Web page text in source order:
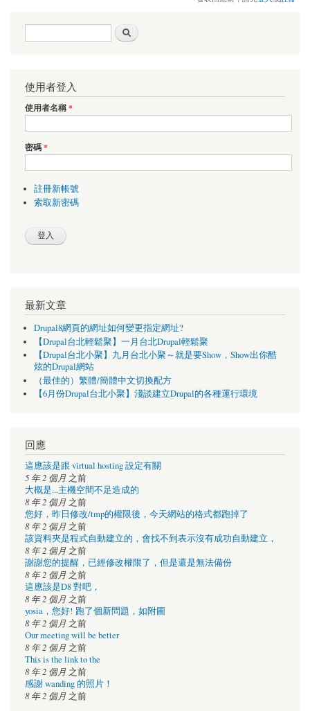
搜尋表單
使用者登入
使用者名稱*
密碼*
註冊新帳號
索取新密碼
最新文章
Drupal8網頁的網址如何變更指定網址?
【Drupal台北輕鬆聚】一月台北Drupal輕鬆聚
【Drupal台北小聚】九月台北小聚～就是要Show，Show出你酷
炫的Drupal網站
（最佳的）繁體/簡體中文切換配方
【6月份Drupal台北小聚】淺談建立Drupal的各種運行環境
回應
這應該是跟 virtual hosting 設定有關
5 年 2 個月 之前
大概是...主機空間不足造成的
8 年 2 個月 之前
您好，昨日修改/tmp的權限後，今天網站的格式都跑掉了
8 年 2 個月 之前
該資料夾是程式自動建立的，會找不到表示沒有成功自動建立，
8 年 2 個月 之前
謝謝您的提醒，已經修改權限了，但是還是無法備份
8 年 2 個月 之前
這應該是D8 對吧，
8 年 2 個月 之前
yosia，您好! 跑了個新問題，如附圖
8 年 2 個月 之前
Our meeting will be better
8 年 2 個月 之前
This is the link to the
8 年 2 個月 之前
感謝 wanding 的照片！
8 年 2 個月 之前